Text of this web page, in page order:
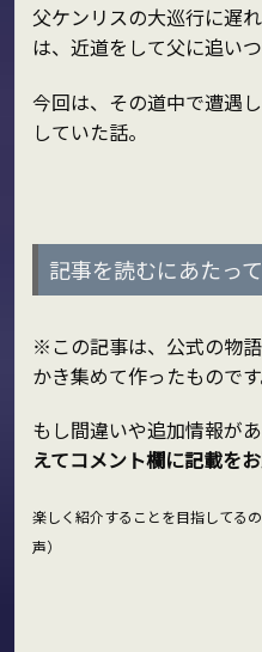
父ケンリスの大巡行に遅
は、近道をして父に追い
今回は、その道中で遭遇
していた話。
記事を読むにあたって
※この記事は、公式の物
かき集めて作ったものです
もし間違いや追加情報があ
えてコメント欄に記載を
楽しく紹介することを目指してる
声）